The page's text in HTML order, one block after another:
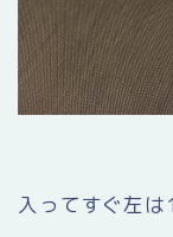
入ってすぐ左